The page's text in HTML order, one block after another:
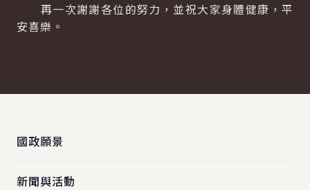
再一次謝謝各位的努力，並祝大家身體健康，平
安喜樂。
國政願景
新聞與活動